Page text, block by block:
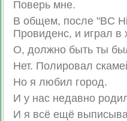
Поверь мне.
В общем, после "BC
Провиденс, и играл в
О, должно быть ты
Нет. Полировал
Но я любил город.
И у нас недавно
И я всё ещё